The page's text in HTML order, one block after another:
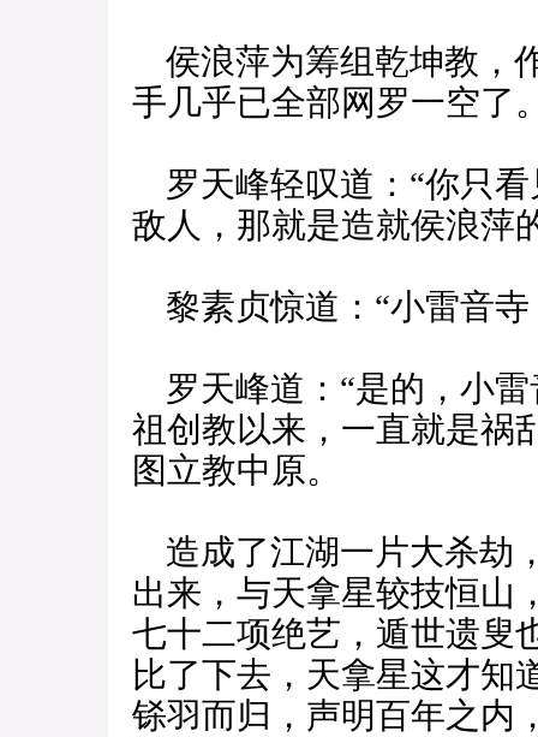
侯浪萍为筹组乾坤教，
手几乎已全部网罗一空了
罗天峰轻叹道：“你只
敌人，那就是造就侯浪萍
黎素贞惊道：“小雷音寺
罗天峰道：“是的，小
祖创教以来，一直就是祸
图立教中原。
造成了江湖一片大杀劫
出来，与天拿星较技恒山
七十二项绝艺，遁世遗叟
比了下去，天拿星这才知
铩羽而归，声明百年之内